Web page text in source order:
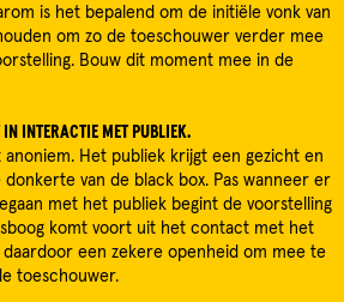
is het bepalend om de initiële vonk van
om zo de toeschouwer verder mee
Bouw dit moment mee in de
IN INTERACTIE MET PUBLIEK.
anoniem. Het publiek krijgt een gezicht en
donkerte van de black box. Pas wanneer er
met het publiek begint de voorstelling
komt voort uit het contact met het
een zekere openheid om mee te
toeschouwer.